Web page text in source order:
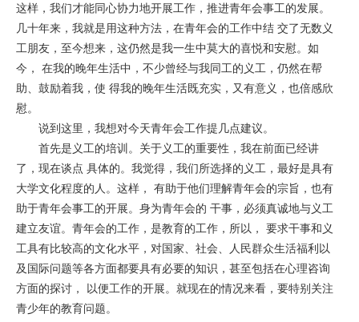
这样，我们才能同心协力地开展工作，推进青年会事工的发展。
几十年来，我就是用这种方法，在青年会的工作中结 交了无数义
工朋友，至今想来，这仍然是我一生中莫大的喜悦和安慰。如
今， 在我的晚年生活中，不少曾经与我同工的义工，仍然在帮
助、鼓励着我，使 得我的晚年生活既充实，又有意义，也倍感欣
慰。
说到这里，我想对今天青年会工作提几点建议。
首先是义工的培训。关于义工的重要性，我在前面已经讲
了，现在谈点 具体的。我觉得，我们所选择的义工，最好是具有
大学文化程度的人。这样， 有助于他们理解青年会的宗旨，也有
助于青年会事工的开展。身为青年会的 干事，必须真诚地与义工
建立友谊。青年会的工作，是教育的工作，所以， 要求干事和义
工具有比较高的文化水平，对国家、社会、人民群众生活福利以
及国际问题等各方面都要具有必要的知识，甚至包括在心理咨询
方面的探讨， 以便工作的开展。就现在的情况来看，要特别关注
青少年的教育问题。